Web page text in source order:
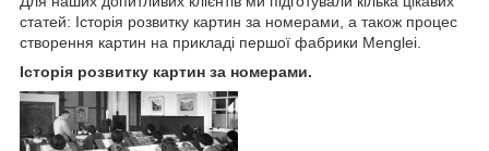
статей: Історія розвитку картин за номерами, а також процес
створення картин на прикладі першої фабрики Menglei.
Історія розвитку картин за номерами.